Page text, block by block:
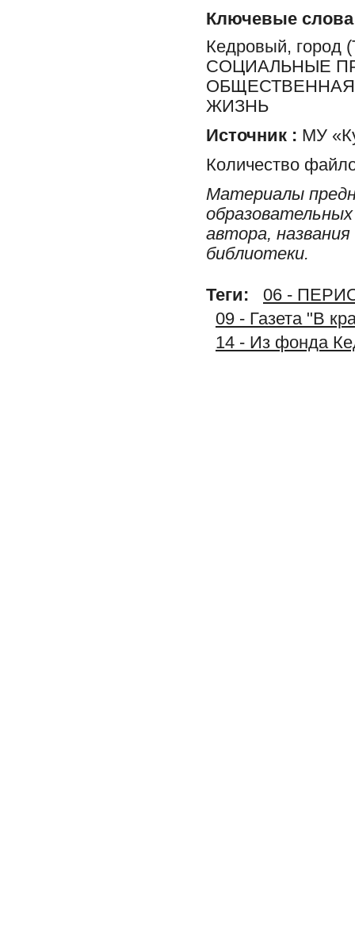
Ключевые слова
Кедровый,
СОЦИАЛЬНЫЕ
ЖИЗНЬ
Источник : МУ
Количество
Материалы
автора,
библиотеки.
Теги:
06 -
09 - Газета "В
14 - Из фонда